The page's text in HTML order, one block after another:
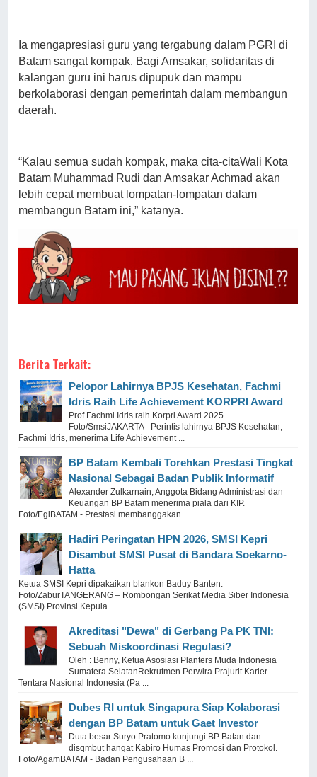
Ia mengapresiasi guru yang tergabung dalam PGRI di
Batam sangat kompak. Bagi Amsakar, solidaritas di
kalangan guru ini harus dipupuk dan mampu
berkolaborasi dengan pemerintah dalam membangun
daerah.
“Kalau semua sudah kompak, maka cita-citaWali Kota
Batam Muhammad Rudi dan Amsakar Achmad akan
lebih cepat membuat lompatan-lompatan dalam
membangun Batam ini,” katanya.
Berita Terkait:
Pelopor Lahirnya BPJS Kesehatan, Fachmi
Idris Raih Life Achievement KORPRI Award
Prof Fachmi Idris raih Korpri Award 2025.
Foto/SmsiJAKARTA - Perintis lahirnya BPJS Kesehatan,
Fachmi Idris, menerima Life Achievement ...
BP Batam Kembali Torehkan Prestasi Tingkat
Nasional Sebagai Badan Publik Informatif
Alexander Zulkarnain, Anggota Bidang Administrasi dan
Keuangan BP Batam menerima piala dari KIP.
Foto/EgiBATAM - Prestasi membanggakan ...
Hadiri Peringatan HPN 2026, SMSI Kepri
Disambut SMSI Pusat di Bandara Soekarno-
Hatta
Ketua SMSI Kepri dipakaikan blankon Baduy Banten.
Foto/ZaburTANGERANG – Rombongan Serikat Media Siber Indonesia
(SMSI) Provinsi Kepula ...
Akreditasi "Dewa" di Gerbang Pa PK TNI:
Sebuah Miskoordinasi Regulasi?
Oleh : Benny, Ketua Asosiasi Planters Muda Indonesia
Sumatera SelatanRekrutmen Perwira Prajurit Karier
Tentara Nasional Indonesia (Pa ...
Dubes RI untuk Singapura Siap Kolaborasi
dengan BP Batam untuk Gaet Investor
Duta besar Suryo Pratomo kunjungi BP Batan dan
disqmbut hangat Kabiro Humas Promosi dan Protokol.
Foto/AgamBATAM - Badan Pengusahaan B ...